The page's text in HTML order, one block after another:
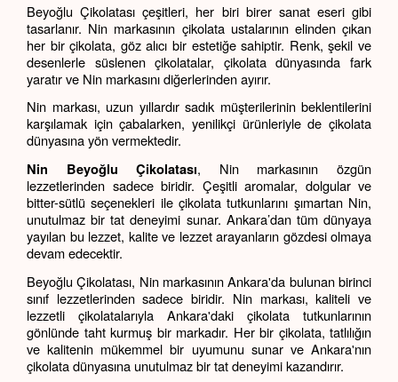
Beyoğlu Çikolatası çeşitleri, her biri birer sanat eseri gibi
tasarlanır. Nin markasının çikolata ustalarının elinden çıkan
her bir çikolata, göz alıcı bir estetiğe sahiptir. Renk, şekil ve
desenlerle süslenen çikolatalar, çikolata dünyasında fark
yaratır ve Nin markasını diğerlerinden ayırır.
Nin markası, uzun yıllardır sadık müşterilerinin beklentilerini
karşılamak için çabalarken, yenilikçi ürünleriyle de çikolata
dünyasına yön vermektedir.
Nin Beyoğlu Çikolatası, Nin markasının özgün
lezzetlerinden sadece biridir. Çeşitli aromalar, dolgular ve
bitter-sütlü seçenekleri ile çikolata tutkunlarını şımartan Nin,
unutulmaz bir tat deneyimi sunar. Ankara’dan tüm dünyaya
yayılan bu lezzet, kalite ve lezzet arayanların gözdesi olmaya
devam edecektir.
Beyoğlu Çikolatası, Nin markasının Ankara'da bulunan birinci
sınıf lezzetlerinden sadece biridir. Nin markası, kaliteli ve
lezzetli çikolatalarıyla Ankara'daki çikolata tutkunlarının
gönlünde taht kurmuş bir markadır. Her bir çikolata, tatlılığın
ve kalitenin mükemmel bir uyumunu sunar ve Ankara'nın
çikolata dünyasına unutulmaz bir tat deneyimi kazandırır.